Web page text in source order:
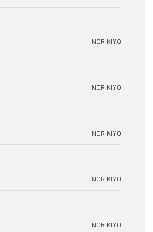
NORIKIYO
NORIKIYO
NORIKIYO
NORIKIYO
NORIKIYO